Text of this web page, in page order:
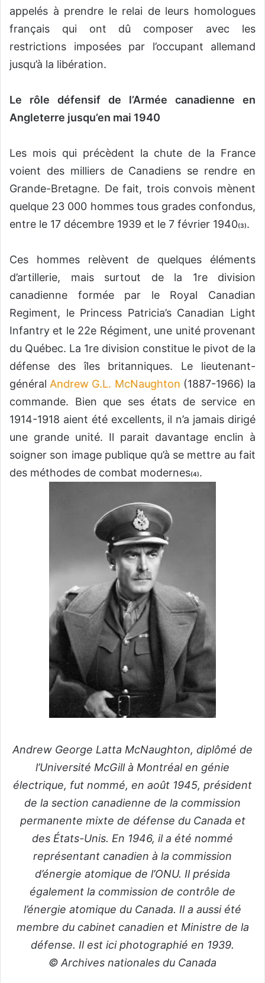
appelés à prendre le relai de leurs homologues
français qui ont dû composer avec les
restrictions imposées par l’occupant allemand
jusqu’à la libération.
Le rôle défensif de l’Armée canadienne en
Angleterre jusqu’en mai 1940
Les mois qui précèdent la chute de la France
voient des milliers de Canadiens se rendre en
Grande-Bretagne. De fait, trois convois mènent
quelque 23 000 hommes tous grades confondus,
entre le 17 décembre 1939 et le 7 février 1940(3).
Ces hommes relèvent de quelques éléments
d’artillerie, mais surtout de la 1re division
canadienne formée par le Royal Canadian
Regiment, le Princess Patricia’s Canadian Light
Infantry et le 22e Régiment, une unité provenant
du Québec. La 1re division constitue le pivot de la
défense des îles britanniques. Le lieutenant-
général Andrew G.L. McNaughton (1887-1966) la
commande. Bien que ses états de service en
1914-1918 aient été excellents, il n’a jamais dirigé
une grande unité. Il parait davantage enclin à
soigner son image publique qu’à se mettre au fait
des méthodes de combat modernes(4).
Andrew George Latta McNaughton, diplômé de
l’Université McGill à Montréal en génie
électrique, fut nommé, en août 1945, président
de la section canadienne de la commission
permanente mixte de défense du Canada et
des États-Unis. En 1946, il a été nommé
représentant canadien à la commission
d’énergie atomique de l’ONU. Il présida
également la commission de contrôle de
l’énergie atomique du Canada. Il a aussi été
membre du cabinet canadien et Ministre de la
défense. Il est ici photographié en 1939.
© Archives nationales du Canada